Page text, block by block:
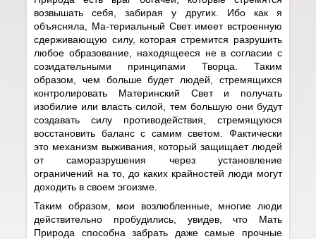
возвышать себя, забирая у других. Ибо как я
объясняла, Ма-териальный Свет имеет встроенную
сдерживающую силу, которая стремится разрушить
любое образование, находящееся не в согласии с
созидательными принципами Творца. Таким
образом, чем больше будет людей, стремящихся
контролировать Материнский Свет и получать
изобилие или власть силой, тем большую они будут
создавать силу противодействия, стремящуюся
восстановить баланс с самим светом. Фактически
это механизм выживания, который защищает людей
от саморазрушения через установление
ограничений на то, до каких крайностей люди могут
доходить в своем эгоизме.
Таким образом, мои возлюбленные, многие люди
действительно пробудились, увидев, что Мать
Природа способна забрать даже самые прочные